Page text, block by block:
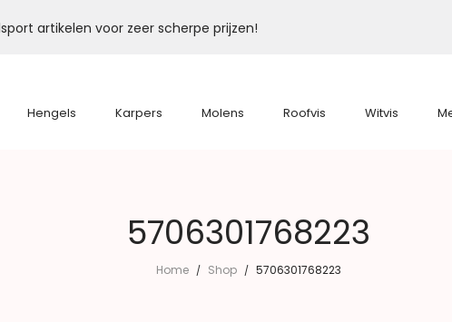
artikelen voor zeer scherpe prijzen!
Hengels Karpers Molens Roofvis Witvis
5706301768223
Home / Shop / 5706301768223